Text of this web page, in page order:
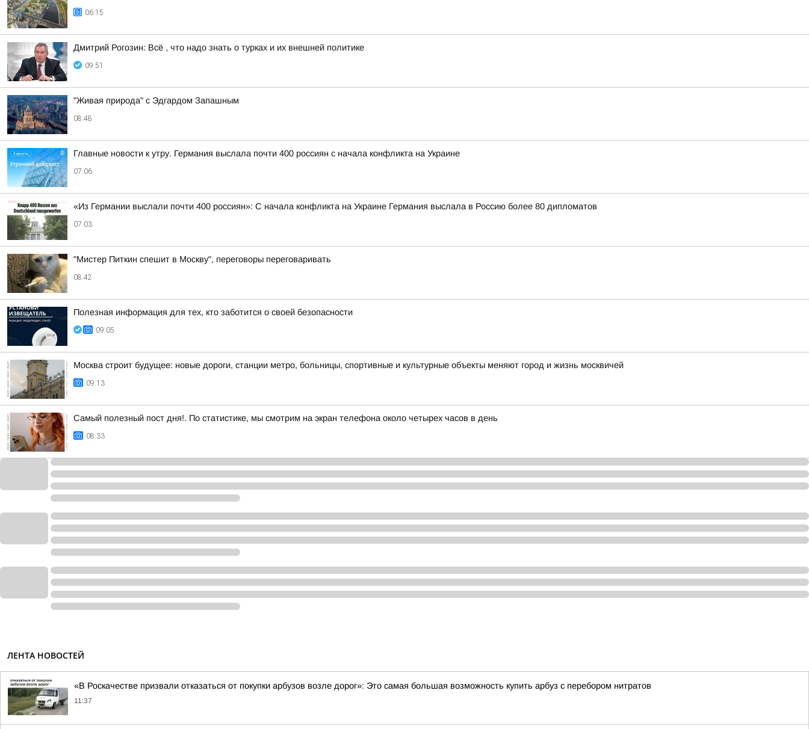
06:15
Дмитрий Рогозин: Всё , что надо знать о турках и их внешней политике
09:51
"Живая природа" с Эдгардом Запашным
08:48
Главные новости к утру. Германия выслала почти 400 россиян с начала конфликта на Украине
07:06
«Из Германии выслали почти 400 россиян»: С начала конфликта на Украине Германия выслала в Россию более 80 дипломатов
07:03
"Мистер Питкин спешит в Москву", переговоры переговаривать
08:42
Полезная информация для тех, кто заботится о своей безопасности
09:05
Москва строит будущее: новые дороги, станции метро, больницы, спортивные и культурные объекты меняют город и жизнь москвичей
09:13
Самый полезный пост дня!. По статистике, мы смотрим на экран телефона около четырех часов в день
08:33
ЛЕНТА НОВОСТЕЙ
«В Роскачестве призвали отказаться от покупки арбузов возле дорог»: Это самая большая возможность купить арбуз с перебором нитратов
11:37